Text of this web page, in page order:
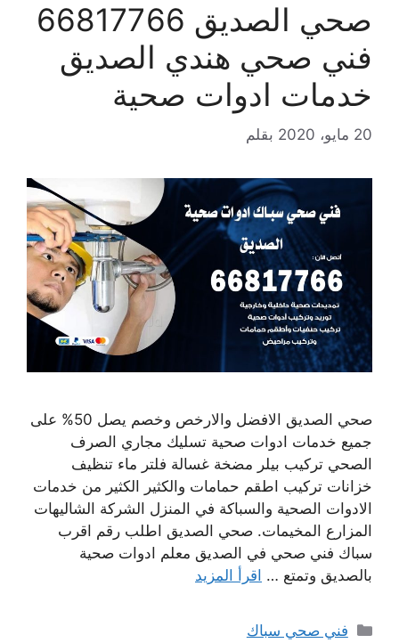
صحي الصديق 66817766
فني صحي هندي الصديق
خدمات ادوات صحية
20 مايو، 2020 بقلم
صحي الصديق الافضل والارخص وخصم يصل 50% على
جميع خدمات ادوات صحية تسليك مجاري الصرف
الصحي تركيب بيلر مضخة غسالة فلتر ماء تنظيف
خزانات تركيب اطقم حمامات والكثير الكثير من خدمات
الادوات الصحية والسباكة في المنزل الشركة الشاليهات
المزارع المخيمات. صحي الصديق اطلب رقم اقرب
سباك فني صحي في الصديق معلم ادوات صحية
بالصديق وتمتع … اقرأ المزيد
التصنيفات
فني صحي سباك